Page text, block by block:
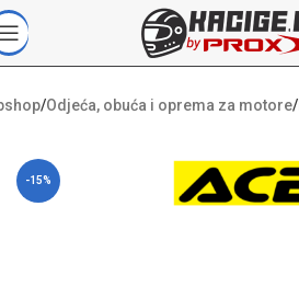
/Odjeća, obuća i oprema za motore/
-15%